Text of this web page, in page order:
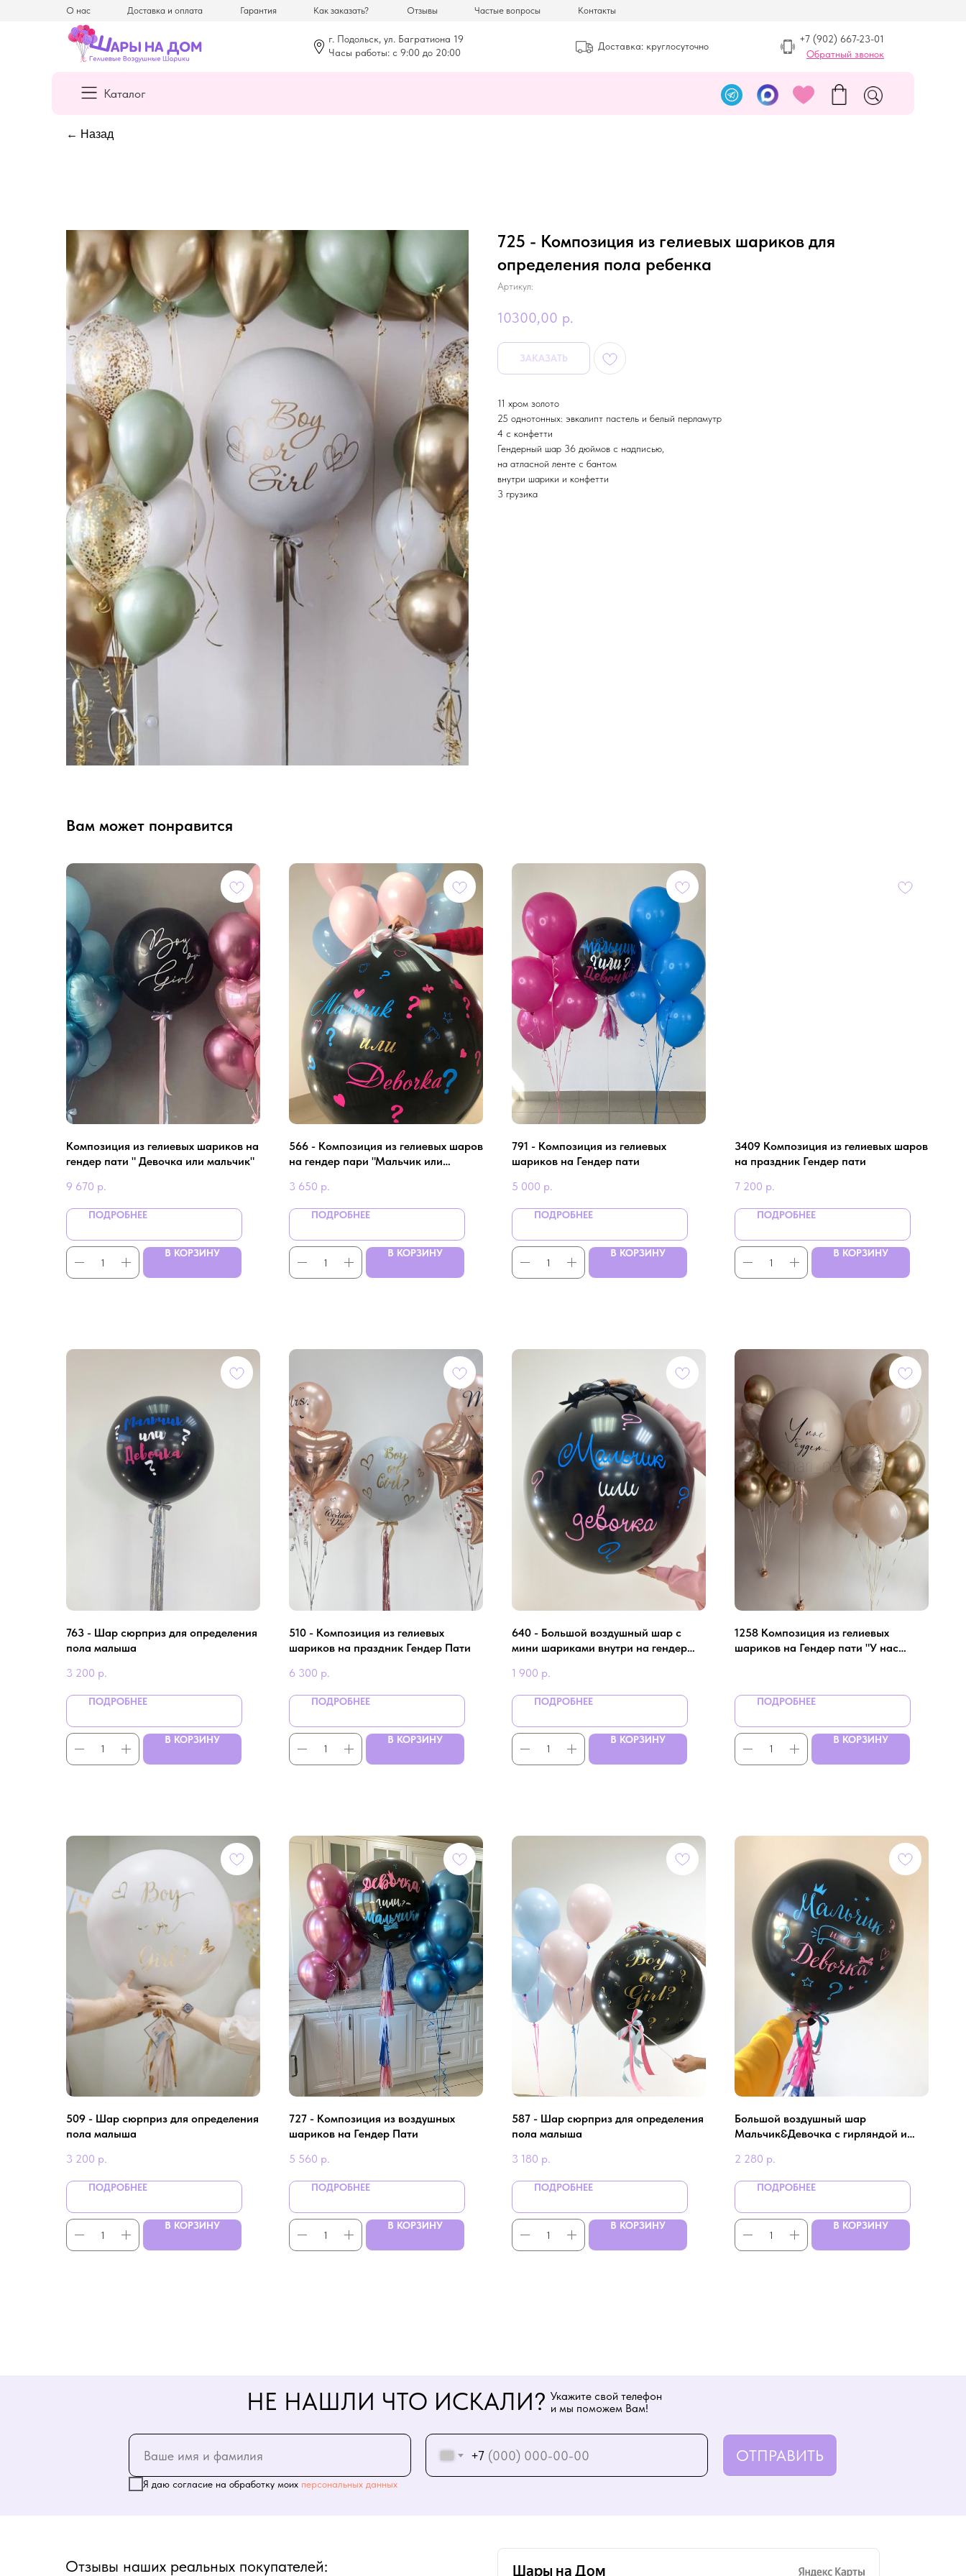
Отзывы Частые вопросы Контакты
Гарантия Как заказать?
Доставка и оплата
О нас
+7 (902) 667-23-01
Обратный звонок
г. Подольск, ул. Багратиона 19
Часы работы: с 9:00 до 20:00
Доставка: круглосуточно
Каталог
← Назад
725 - Композиция из гелиевых шариков для
определения пола ребенка
Артикул:
10300,00 р.
ЗАКАЗАТЬ
11 хром золото
25 однотонных: эвкалипт пастель и белый перламутр
4 с конфетти
Гендерный шар 36 дюймов с надписью,
на атласной ленте с бантом
внутри шарики и конфетти
3 грузика
Вам может понравится
Композиция из гелиевых шариков на
гендер пати " Девочка или мальчик"
9 670 р.
ПОДРОБНЕЕ
В КОРЗИНУ
566 - Композиция из гелиевых шаров
на гендер пари "Мальчик или
3 650 р.
ПОДРОБНЕЕ
В КОРЗИНУ
791 - Композиция из гелиевых
шариков на Гендер пати
5 000 р.
ПОДРОБНЕЕ
В КОРЗИНУ
3409 Композиция из гелиевых шаров
на праздник Гендер пати
7 200 р.
ПОДРОБНЕЕ
В КОРЗИНУ
763 - Шар сюрприз для определения
пола малыша
3 200 р.
ПОДРОБНЕЕ
В КОРЗИНУ
510 - Композиция из гелиевых
шариков на праздник Гендер Пати
6 300 р.
ПОДРОБНЕЕ
В КОРЗИНУ
640 - Большой воздушный шар с
мини шариками внутри на гендер
1 900 р.
ПОДРОБНЕЕ
В КОРЗИНУ
1258 Композиция из гелиевых
шариков на Гендер пати "У нас
ПОДРОБНЕЕ
В КОРЗИНУ
509 - Шар сюрприз для определения
пола малыша
3 200 р.
ПОДРОБНЕЕ
В КОРЗИНУ
727 - Композиция из воздушных
шариков на Гендер Пати
5 560 р.
ПОДРОБНЕЕ
В КОРЗИНУ
587 - Шар сюрприз для определения
пола малыша
3 180 р.
ПОДРОБНЕЕ
В КОРЗИНУ
Большой воздушный шар
Мальчик&Девочка с гирляндой и
2 280 р.
ПОДРОБНЕЕ
В КОРЗИНУ
+7
Я даю согласие на обработку моих персональных данных
ОТПРАВИТЬ
НЕ НАШЛИ ЧТО ИСКАЛИ? Укажите свой телефон
и мы поможем Вам!
Отзывы наших реальных покупателей: